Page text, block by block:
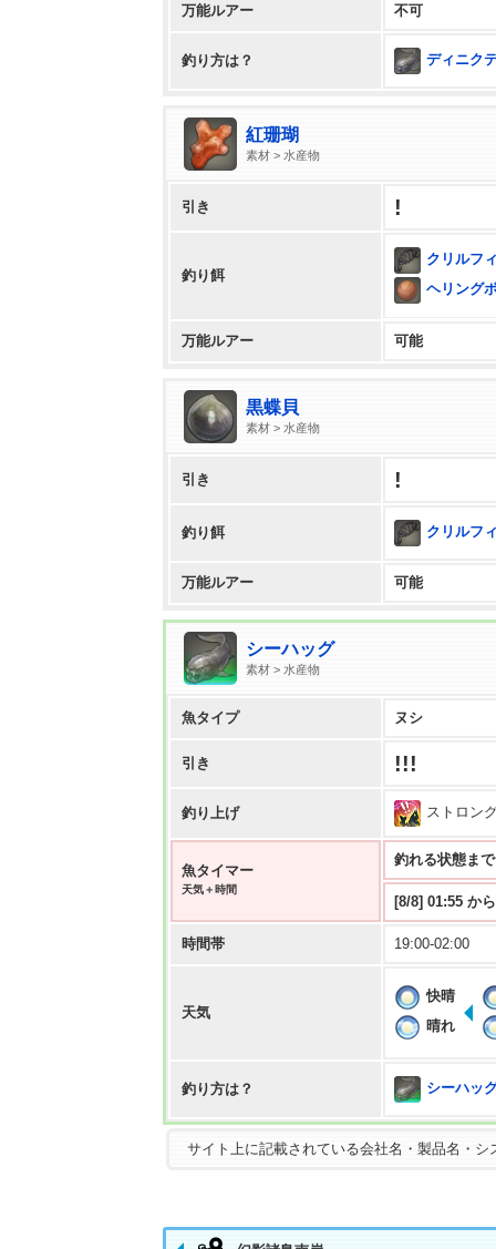
万能ルアー 不可
釣り方は？ ディニク
紅珊瑚
素材 > 水産物
引き !
釣り餌
クリルフ
ヘリング
万能ルアー 可能
黒蝶貝
素材 > 水産物
引き !
釣り餌 クリルフ
万能ルアー 可能
シーハッグ
素材 > 水産物
魚タイプ ヌシ
引き !!!
釣り上げ ストロン
魚タイマー
天気＋時間
釣れる状態ま
[8/8] 01:55 か
時間帯 19:00-02:00
天気
快晴
晴れ
釣り方は？ シーハッ
サイト上に記載されている会社名・製品名・シ